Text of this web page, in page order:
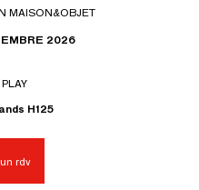
MAISON&OBJET
2026
H125
rdv